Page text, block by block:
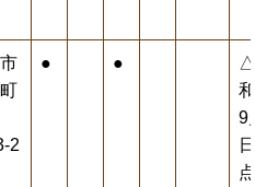
2
● ●
△
9